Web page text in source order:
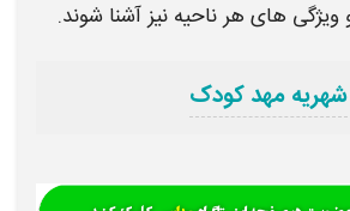
های هر ناحیه نیز آشنا شوند.
مهد کودک